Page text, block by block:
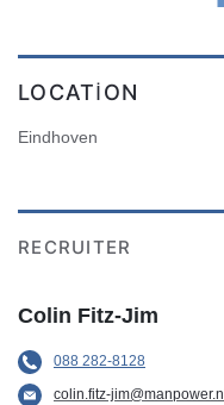
LOCATION
Eindhoven
RECRUITER
Colin Fitz-Jim
088 282-8128
colin.fitz-jim@manpower.nl